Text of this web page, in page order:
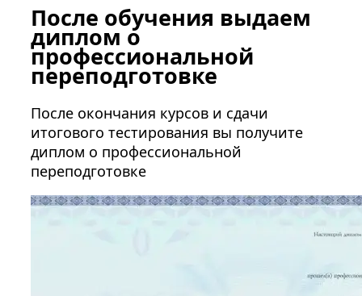
После обучения выдаем
диплом о
профессиональной
переподготовке
После окончания курсов и сдачи
итогового тестирования вы получите
диплом о профессиональной
переподготовке